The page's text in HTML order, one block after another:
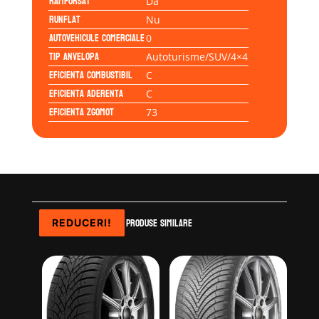
Runflat Nu
Autovehicule comerciale0
Tip anvelopa Autoturisme/SUV/4×4
Eficienta Combustibil C
Eficienta Aderenta C
Eficienta Zgomot 73
Produse similare
REDUCERI!
REDUCERI!
REDUCERI!
REDUCERI!